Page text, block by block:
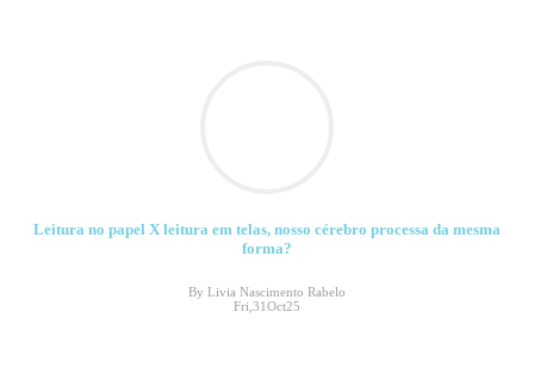
Leitura no papel X leitura em telas, nosso cérebro processa da mesma
forma?
By Livia Nascimento Rabelo
Fri,31Oct25